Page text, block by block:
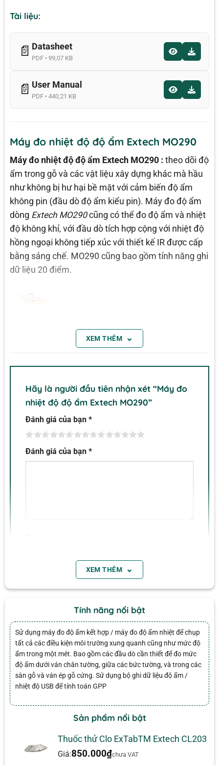
Tài liệu:
📄 Datasheet
PDF • 99,07 KB
📄 User Manual
PDF • 440,21 KB
Máy đo nhiệt độ độ ẩm Extech MO290
Máy đo nhiệt độ độ ẩm Extech MO290 : theo dõi độ
ẩm trong gỗ và các vật liệu xây dựng khác mà hầu
như không bị hư hại bề mặt với cảm biến độ ẩm
không pin (đầu dò độ ẩm kiểu pin). Máy đo độ ẩm
dòng Extech MO290cũng có thể đo độ ẩm và nhiệt
độ không khí, với đầu dò tích hợp cộng với nhiệt độ
hồng ngoại không tiếp xúc với thiết kế IR được cấp
bằng sáng chế. MO290 cũng bao gồm tính năng ghi
dữ liệu 20 điểm.
Các tính năng khác của máy đo độ ẩm không dây
Extech MO290
Series bao gồm màn hình kép lớn,
dễ đọc với chức năng đèn nền tự động, độ sâu đo
Extech MO290 có thiết kế mạch IR được
độ phát xạ cố định.
Tính năng, đặc điểm
Các biện pháp môi trường xung quanh và nhiệt
độ và độ ẩm
Độ ẩm không pin: 0 đến 99,9 (Tương đối)
Độ phân giải tối đa: 0,1, 0,1 ° F / ° C
Độ ẩm: 0 đến 100% RH
Nhiệt độ (không khí): -20 đến 170 ° F (-29 đến 77
XEM THÊM ⌄
Hãy là người đầu tiên nhận xét “Máy đo
nhiệt độ độ ẩm Extech MO290”
Đánh giá của bạn *
Đánh giá của bạn *
Đánh giá
Chưa có đánh giá nào.
XEM THÊM ⌄
Tính năng nổi bật
Sử dụng máy đo độ ẩm kết hợp / máy đo độ ẩm nhiệt để chụp
tất cả các điều kiện môi trường xung quanh cũng như mức độ
ẩm trong một mét. Bao gồm các đầu dò cần thiết để đo mức
độ ẩm dưới ván chân tường, giữa các bức tường, và trong các
sàn gỗ và ván ép gỗ cứng. Sử dụng bộ ghi dữ liệu độ ẩm /
nhiệt độ USB để tính toán GPP
Sản phẩm nổi bật
Thuốc thử Clo ExTabTM Extech CL203
Giá:850.000₫chưa VAT